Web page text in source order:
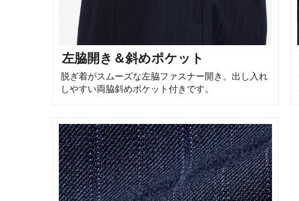
左脇開き＆斜めポケット
脱ぎ着がスムーズな左脇ファスナー開き。出し入れ
しやすい両脇斜めポケット付きです。